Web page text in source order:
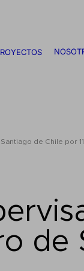
de Chile por
de